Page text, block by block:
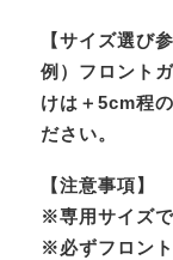
【サイズ選び参
例）フロント
けは＋5cm程
ださい。
【注意事項】
※専用サイズで
※必ずフロン